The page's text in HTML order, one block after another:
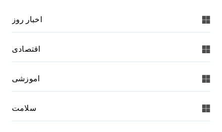
اخبار روز
اقتصادی
اموزشی
سلامت